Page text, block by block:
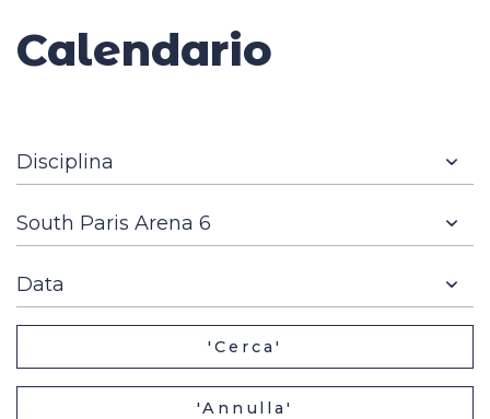
La missione
Discipline
Gare
Casa Italia
News
Calendario
'Cerca'
'Annulla'